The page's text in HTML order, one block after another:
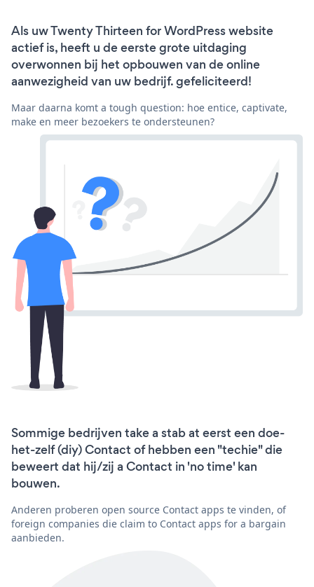
Als uw Twenty Thirteen for WordPress website
actief is, heeft u de eerste grote uitdaging
overwonnen bij het opbouwen van de online
aanwezigheid van uw bedrijf. gefeliciteerd!
Maar daarna komt a tough question: hoe entice, captivate,
make en meer bezoekers te ondersteunen?
Sommige bedrijven take a stab at eerst een doe-
het-zelf (diy) Contact of hebben een "techie" die
beweert dat hij/zij a Contact in 'no time' kan
bouwen.
Anderen proberen open source Contact apps te vinden, of
foreign companies die claim to Contact apps for a bargain
aanbieden.